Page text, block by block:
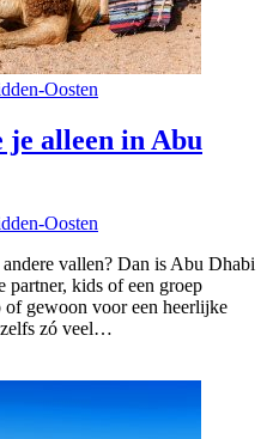
Oosten
je alleen in Abu
Oosten
vallen? Dan is Abu Dhabi
partner, kids of een groep
of gewoon voor een heerlijke
zelfs zó veel…